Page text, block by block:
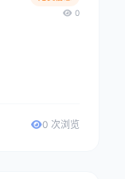
0
0 次浏览